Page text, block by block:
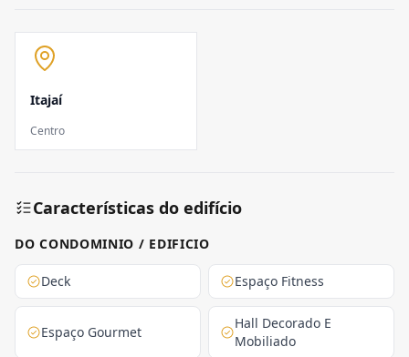
Itajaí
Centro
Características do edifício
DO CONDOMINIO / EDIFICIO
Deck Espaço Fitness
Espaço Gourmet
Hall Decorado E
Mobiliado